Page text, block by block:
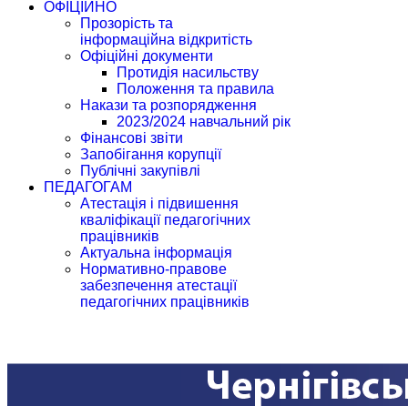
ОФІЦІЙНО
Прозорість та
інформаційна відкритість
Офіційні документи
Протидія насильству
Положення та правила
Накази та розпорядження
2023/2024 навчальний рік
Фінансові звіти
Запобігання корупції
Публічні закупівлі
ПЕДАГОГАМ
Атестація і підвишення
кваліфікації педагогічних
працівників
Актуальна інформація
Нормативно-правове
забезпечення атестації
педагогічних працівників